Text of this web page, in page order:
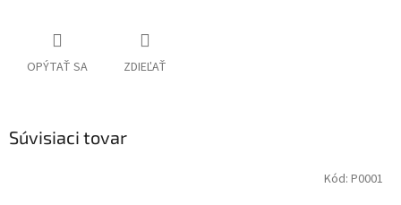
OPÝTAŤ SA ZDIEĽAŤ
Súvisiaci tovar
Kód: P0001